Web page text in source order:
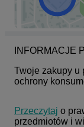
INFORMACJE
Twoje zakupy u
ochrony
Przeczytaj o
przedmiotów i